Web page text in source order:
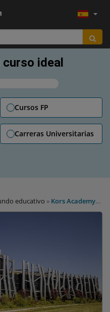
ideal
Cursos FP
Carreras Universitarias
educativo » Kors Academy y
convenio de colaboración